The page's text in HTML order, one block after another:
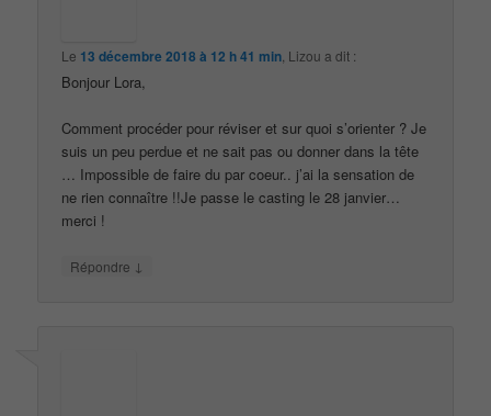
Le 13 décembre 2018 à 12 h 41 min Lizou a dit :
Bonjour Lora,
Comment procéder pour réviser et sur quoi s’orienter ? Je
suis un peu perdue et ne sait pas ou donner dans la tête
… Impossible de faire du par coeur.. j’ai la sensation de
ne rien connaître !!Je passe le casting le 28 janvier…
merci !
Répondre ↓